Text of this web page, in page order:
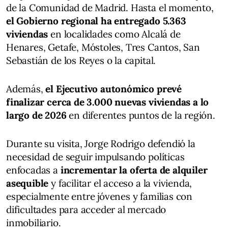
de la Comunidad de Madrid. Hasta el momento,
el Gobierno regional ha entregado 5.363
viviendas en localidades como Alcalá de
Henares, Getafe, Móstoles, Tres Cantos, San
Sebastián de los Reyes o la capital.
Además,el Ejecutivo autonómico prevé
finalizar cerca de 3.000 nuevas viviendas a lo
largo de 2026 en diferentes puntos de la región.
Durante su visita, Jorge Rodrigo defendió la
necesidad de seguir impulsando políticas
enfocadas a incrementar la oferta de alquiler
asequibley facilitar el acceso a la vivienda,
especialmente entre jóvenes y familias con
dificultades para acceder al mercado
inmobiliario.